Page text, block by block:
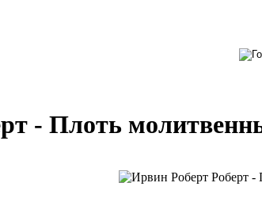
- Плоть